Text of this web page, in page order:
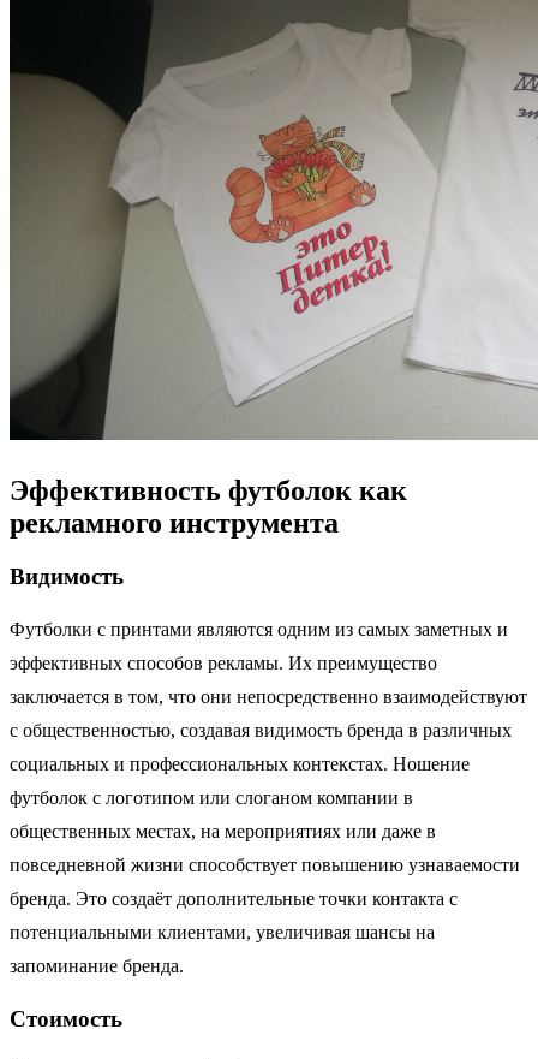
Эффективность футболок как
рекламного инструмента
Видимость
Футболки с принтами являются одним из самых заметных и
эффективных способов рекламы. Их преимущество
заключается в том, что они непосредственно взаимодействуют
с общественностью, создавая видимость бренда в различных
социальных и профессиональных контекстах. Ношение
футболок с логотипом или слоганом компании в
общественных местах, на мероприятиях или даже в
повседневной жизни способствует повышению узнаваемости
бренда. Это создаёт дополнительные точки контакта с
потенциальными клиентами, увеличивая шансы на
запоминание бренда.
Стоимость